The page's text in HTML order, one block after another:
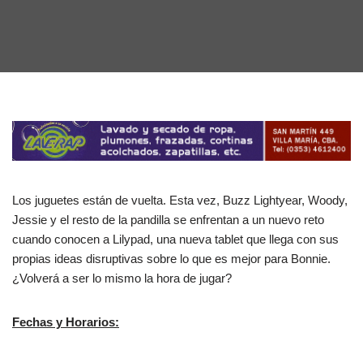
Los juguetes están de vuelta. Esta vez, Buzz Lightyear, Woody,
Jessie y el resto de la pandilla se enfrentan a un nuevo reto
cuando conocen a Lilypad, una nueva tablet que llega con sus
propias ideas disruptivas sobre lo que es mejor para Bonnie.
¿Volverá a ser lo mismo la hora de jugar?
Fechas y Horarios: